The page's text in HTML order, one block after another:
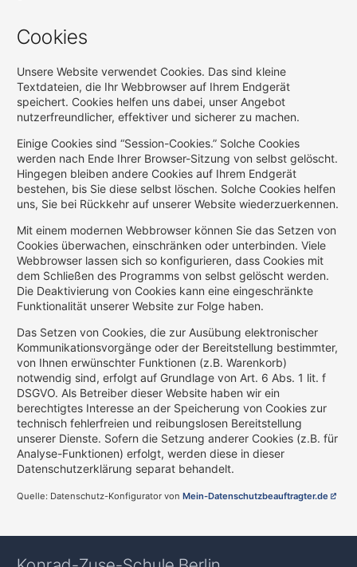
Cookies
Unsere Website verwendet Cookies. Das sind kleine
Textdateien, die Ihr Webbrowser auf Ihrem Endgerät
speichert. Cookies helfen uns dabei, unser Angebot
nutzerfreundlicher, effektiver und sicherer zu machen.
Einige Cookies sind “Session-Cookies.” Solche Cookies
werden nach Ende Ihrer Browser-Sitzung von selbst gelöscht.
Hingegen bleiben andere Cookies auf Ihrem Endgerät
bestehen, bis Sie diese selbst löschen. Solche Cookies helfen
uns, Sie bei Rückkehr auf unserer Website wiederzuerkennen.
Mit einem modernen Webbrowser können Sie das Setzen von
Cookies überwachen, einschränken oder unterbinden. Viele
Webbrowser lassen sich so konfigurieren, dass Cookies mit
dem Schließen des Programms von selbst gelöscht werden.
Die Deaktivierung von Cookies kann eine eingeschränkte
Funktionalität unserer Website zur Folge haben.
Das Setzen von Cookies, die zur Ausübung elektronischer
Kommunikationsvorgänge oder der Bereitstellung bestimmter,
von Ihnen erwünschter Funktionen (z.B. Warenkorb)
notwendig sind, erfolgt auf Grundlage von Art. 6 Abs. 1 lit. f
DSGVO. Als Betreiber dieser Website haben wir ein
berechtigtes Interesse an der Speicherung von Cookies zur
technisch fehlerfreien und reibungslosen Bereitstellung
unserer Dienste. Sofern die Setzung anderer Cookies (z.B. für
Analyse-Funktionen) erfolgt, werden diese in dieser
Datenschutzerklärung separat behandelt.
Quelle: Datenschutz-Konfigurator von Mein-Datenschutzbeauftragter.de